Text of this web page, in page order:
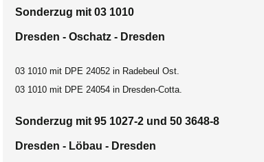
Sonderzug mit 03 1010
Dresden - Oschatz - Dresden
03 1010 mit DPE 24052 in Radebeul Ost.
03 1010 mit DPE 24054 in Dresden-Cotta.
Sonderzug mit 95 1027-2 und 50 3648-8
Dresden - Löbau - Dresden